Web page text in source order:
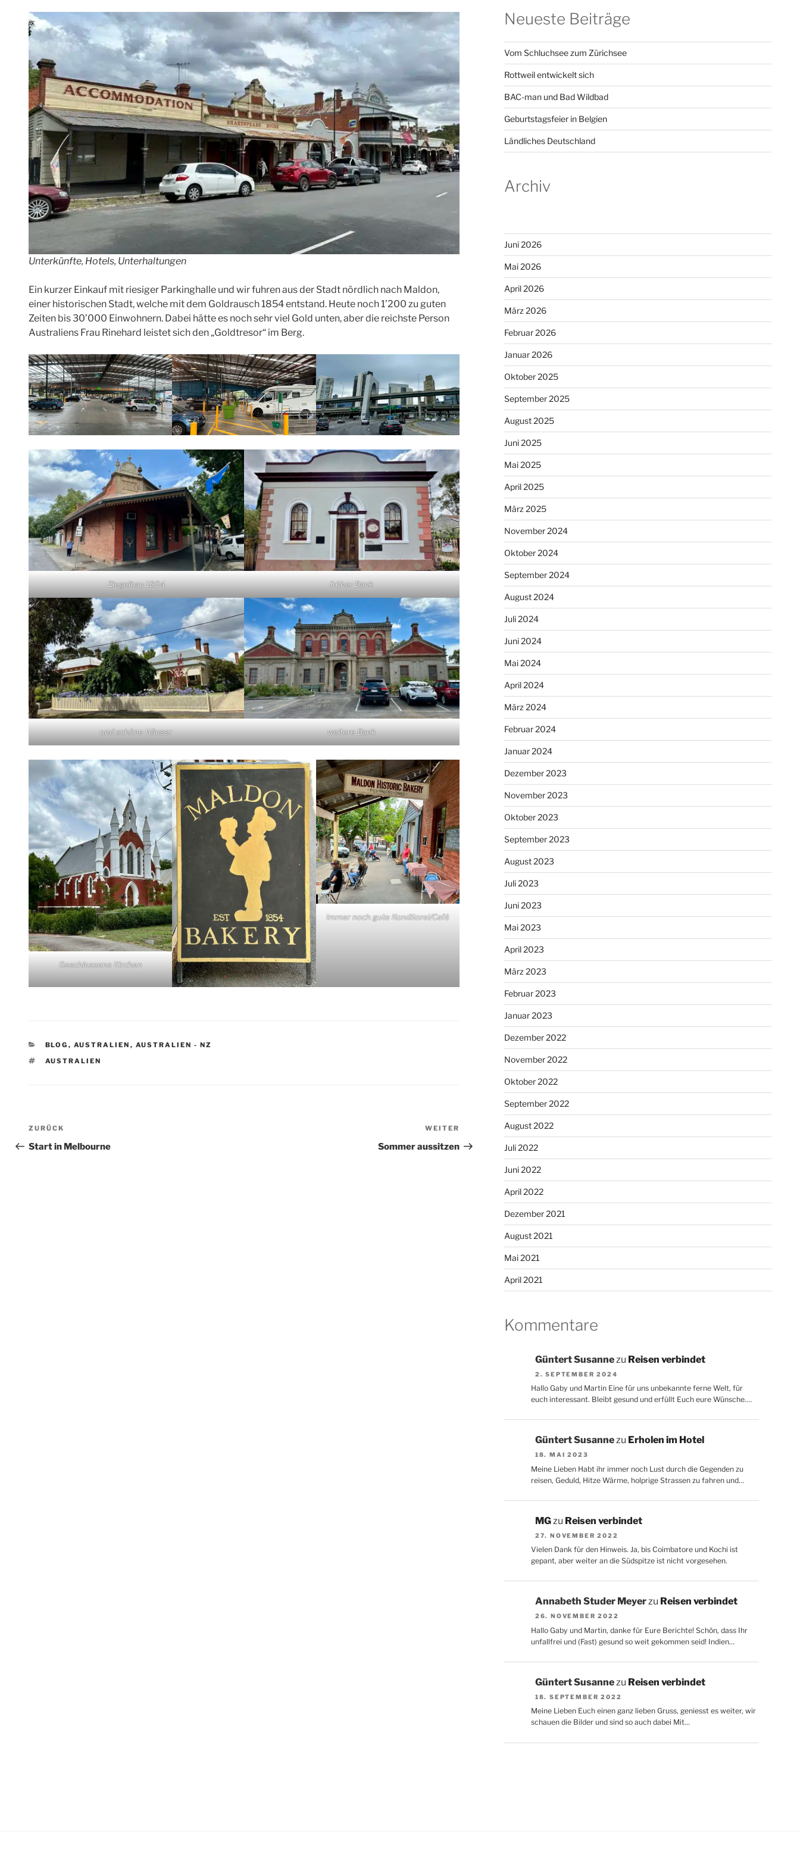
Unterkünfte, Hotels, Unterhaltungen
Ein kurzer Einkauf mit riesiger Parkinghalle und wir fuhren aus der Stadt nördlich nach Maldon,
einer historischen Stadt, welche mit dem Goldrausch 1854 entstand. Heute noch 1’200 zu guten
Zeiten bis 30’000 Einwohnern. Dabei hätte es noch sehr viel Gold unten, aber die reichste Person
Australiens Frau Rinehard leistet sich den „Goldtresor“ im Berg.
Ziegelbau 1854 früher Bank
und schöne Häuser weitere Bank
Geschlossene Kirchen
Immer noch gute Konditorei/Café
KATEGORIEN
BLOG , AUSTRALIEN , AUSTRALIEN - NZ
SCHLAGWÖRTER
AUSTRALIEN
Beitragsnavigation
Vorheriger
Beitrag
ZURÜCK
Start in Melbourne
Beitrag
WEITER
Sommer aussitzen
Neueste Beiträge
Vom Schluchsee zum Zürichsee
Rottweil entwickelt sich
BAC-man und Bad Wildbad
Geburtstagsfeier in Belgien
Ländliches Deutschland
Archiv
Juni 2026
Mai 2026
April 2026
März 2026
Februar 2026
Januar 2026
Oktober 2025
September 2025
August 2025
Juni 2025
Mai 2025
April 2025
März 2025
November 2024
Oktober 2024
September 2024
August 2024
Juli 2024
Juni 2024
Mai 2024
April 2024
März 2024
Februar 2024
Januar 2024
Dezember 2023
November 2023
Oktober 2023
September 2023
August 2023
Juli 2023
Juni 2023
Mai 2023
April 2023
März 2023
Februar 2023
Januar 2023
Dezember 2022
November 2022
Oktober 2022
September 2022
August 2022
Juli 2022
Juni 2022
April 2022
Dezember 2021
August 2021
Mai 2021
April 2021
Kommentare
Güntert Susannezu Reisen verbindet
2. SEPTEMBER 2024
Hallo Gaby und Martin Eine für uns unbekannte ferne Welt, für
euch interessant. Bleibt gesund und erfüllt Euch eure Wünsche.…
Güntert Susannezu Erholen im Hotel
18. MAI 2023
Meine Lieben Habt ihr immer noch Lust durch die Gegenden zu
reisen, Geduld, Hitze Wärme, holprige Strassen zu fahren und…
MGzu Reisen verbindet
27. NOVEMBER 2022
Vielen Dank für den Hinweis. Ja, bis Coimbatore und Kochi ist
gepant, aber weiter an die Südspitze ist nicht vorgesehen.
Annabeth Studer Meyerzu Reisen verbindet
26. NOVEMBER 2022
Hallo Gaby und Martin, danke für Eure Berichte! Schön, dass Ihr
unfallfrei und (Fast) gesund so weit gekommen seid! Indien…
Güntert Susannezu Reisen verbindet
18. SEPTEMBER 2022
Meine Lieben Euch einen ganz lieben Gruss, geniesst es weiter, wir
schauen die Bilder und sind so auch dabei Mit…